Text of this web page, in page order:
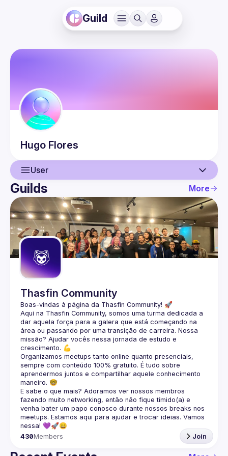
Guild
Hugo Flores
User
User
Events
Guilds
Guilds More
Thasfin Community
Boas-vindas à página da Thasfin Community! 🚀
Aqui na Thasfin Community, somos uma turma dedicada a
dar aquela força para a galera que está começando na
área ou passando por uma transição de carreira. Nossa
missão? Ajudar vocês nessa jornada de estudo e
crescimento. 💪
Organizamos meetups tanto online quanto presenciais,
sempre com conteúdo 100% gratuito. É tudo sobre
aprendermos juntos e compartilhar aquele conhecimento
maneiro. 🤓
E sabe o que mais? Adoramos ver nossos membros
fazendo muito networking, então não fique tímido(a) e
venha bater um papo conosco durante nossos breaks nos
meetups. Estamos aqui para ajudar e trocar ideias. Vamos
nessa! 💜🚀😄
430Members Join